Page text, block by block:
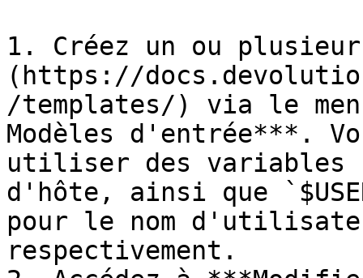
1. Créez un ou
(https://
/templates/) via le
Modèles d'entrée***.
utiliser des variables
d'hôte, ainsi que
pour le nom
respectivement.